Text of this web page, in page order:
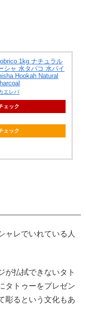
1kg ナチュラル
シャ 水タバコ 水パイ
Hookah Natural
エレバ
ェック
ェック
レでいれている人
払拭できないタト
タトゥーをプレゼン
彫るという文化もあ